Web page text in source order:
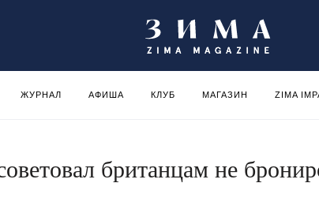
ЖУРНАЛ АФИША КЛУБ МАГАЗИН ZIMA
британцам не